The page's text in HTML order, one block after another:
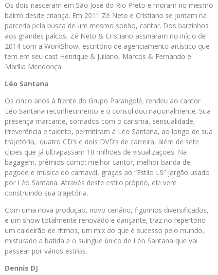
Os dois nasceram em São José do Rio Preto e moram no mesmo
bairro desde criança. Em 2011 Zé Neto e Cristiano se juntam na
parceria pela busca de um mesmo sonho, cantar. Dos barzinhos
aos grandes palcos, Zé Neto & Cristiano assinaram no início de
2014 com a WorkShow, escritório de agenciamento artístico que
tem em seu cast Henrique & Juliano, Marcos & Fernando e
Marília Mendonça.
Léo Santana
Os cinco anos à frente do Grupo Parangolé, rendeu ao cantor
Léo Santana reconhecimento e o consolidou nacionalmente. Sua
presença marcante, somados com o carisma, sensualidade,
irreverência e talento, permitiram à Léo Santana, ao longo de sua
trajetória, quatro CD’s e dois DVD’s de carreira, além de sete
clipes que já ultrapassam 10 milhões de visualizações. Na
bagagem, prêmios como: melhor cantor, melhor banda de
pagode e música do carnaval, graças ao “Estilo LS” jargão usado
por Léo Santana. Através deste estilo próprio, ele vem
construindo sua trajetória.
Com uma nova produção, novo cenário, figurinos diversificados,
e um show totalmente renovado e dançante, traz no repertório
um caldeirão de ritmos, um mix do que é sucesso pelo mundo,
misturado a batida e o suingue único de Léo Santana que vai
passear por vários estilos.
Dennis DJ